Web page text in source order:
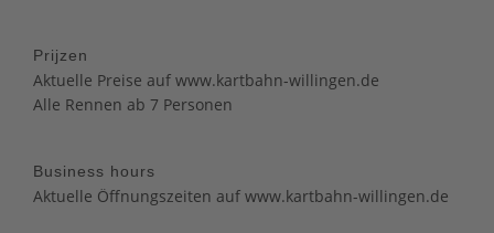
Prijzen
Aktuelle Preise auf www.kartbahn-willingen.de
Alle Rennen ab 7 Personen
Business hours
Aktuelle Öffnungszeiten auf www.kartbahn-willingen.de